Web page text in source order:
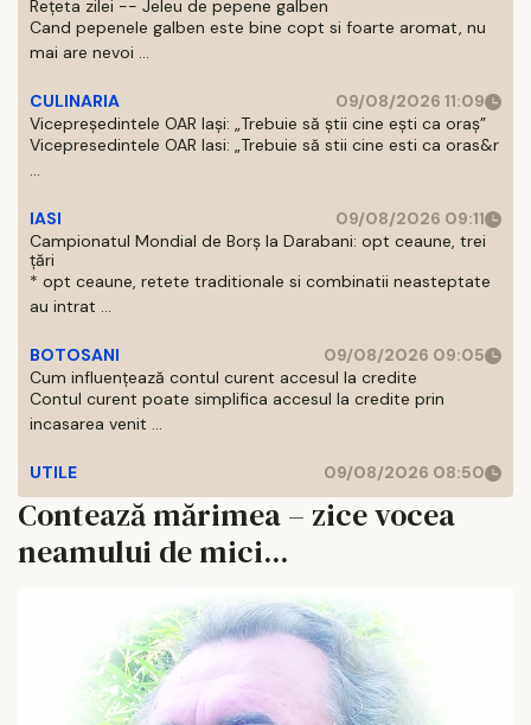
Rețeta zilei -- Jeleu de pepene galben
Cand pepenele galben este bine copt si foarte aromat, nu
mai are nevoi ...
CULINARIA
09/08/2026 11:09
Vicepreședintele OAR Iași: „Trebuie să știi cine ești ca oraș”
Vicepresedintele OAR Iasi: „Trebuie să stii cine esti ca oras&r
...
IASI
09/08/2026 09:11
Campionatul Mondial de Borș la Darabani: opt ceaune, trei
țări
* opt ceaune, retete traditionale si combinatii neasteptate
au intrat ...
BOTOSANI
09/08/2026 09:05
Cum influențează contul curent accesul la credite
Contul curent poate simplifica accesul la credite prin
incasarea venit ...
UTILE 09/08/2026 08:50
Contează mărimea – zice vocea
neamului de mici...